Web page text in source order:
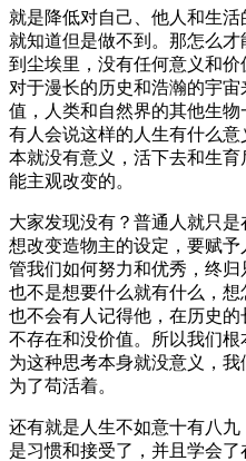
就是降低对自己、他人和生
就知道但是做不到。那怎么
到尘埃里，没有任何意义和价
对于漫长的历史和浩瀚的宇
值，人类和自然界的其他生
有人会说这样的人生有什么
本就没有意义，活下去和生
能主观改变的。
大家发现没有？普通人就只
想改变造物主的设定，要赋
管我们如何努力和优秀，终归
也不是想要什么就有什么，
也不会有人记得他，在历史
不存在和没价值。所以我们
为这种思考本身就没意义，
为了苟活着。
还有就是人生不如意十有八
是习惯和接受了，并且学会